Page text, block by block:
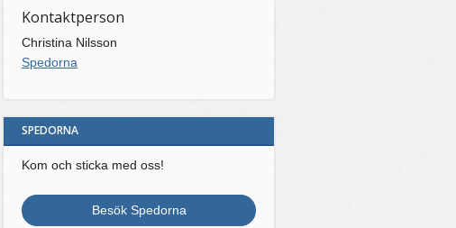
Kontaktperson
Christina Nilsson
Spedorna
SPEDORNA
Kom och sticka med oss!
Besök Spedorna